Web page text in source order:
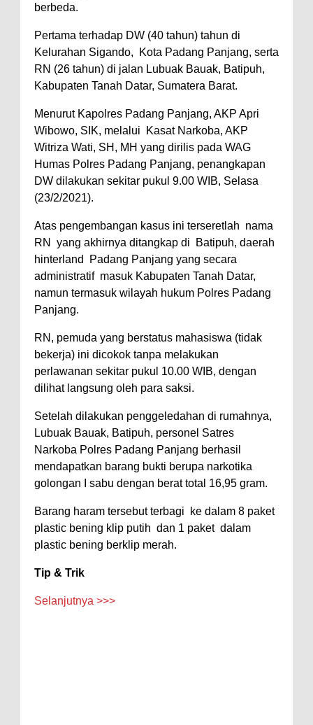
berbeda.
Pertama terhadap DW (40 tahun) tahun di
Kelurahan Sigando, Kota Padang Panjang, serta
RN (26 tahun) di jalan Lubuak Bauak, Batipuh,
Kabupaten Tanah Datar, Sumatera Barat.
Menurut Kapolres Padang Panjang, AKP Apri
Wibowo, SIK, melalui Kasat Narkoba, AKP
Witriza Wati, SH, MH yang dirilis pada WAG
Humas Polres Padang Panjang, penangkapan
DW dilakukan sekitar pukul 9.00 WIB, Selasa
(23/2/2021).
Atas pengembangan kasus ini terseretlah nama
RN yang akhirnya ditangkap di Batipuh, daerah
hinterland Padang Panjang yang secara
administratif masuk Kabupaten Tanah Datar,
namun termasuk wilayah hukum Polres Padang
Panjang.
RN, pemuda yang berstatus mahasiswa (tidak
bekerja) ini dicokok tanpa melakukan
perlawanan sekitar pukul 10.00 WIB, dengan
dilihat langsung oleh para saksi.
Setelah dilakukan penggeledahan di rumahnya,
Lubuak Bauak, Batipuh, personel Satres
Narkoba Polres Padang Panjang berhasil
mendapatkan barang bukti berupa narkotika
golongan I sabu dengan berat total 16,95 gram.
Barang haram tersebut terbagi ke dalam 8 paket
plastic bening klip putih dan 1 paket dalam
plastic bening berklip merah.
Tip & Trik
Selanjutnya >>>